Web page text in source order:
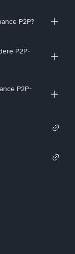
P2P?
P2P-
P2P-